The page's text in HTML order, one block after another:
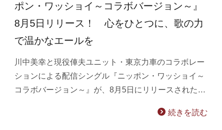
ポン・ワッショイ～コラボバージョン～』
8月5日リリース！ 心をひとつに、歌の力
で温かなエールを
川中美幸と現役俥夫ユニット・東京力車のコラボレー
ションによる配信シングル『ニッポン・ワッショイ～
コラボバージョン～』が、8月5日にリリースされた…
続きを読む